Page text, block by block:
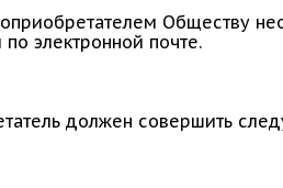
Обществу
электронной почте.
должен совершить